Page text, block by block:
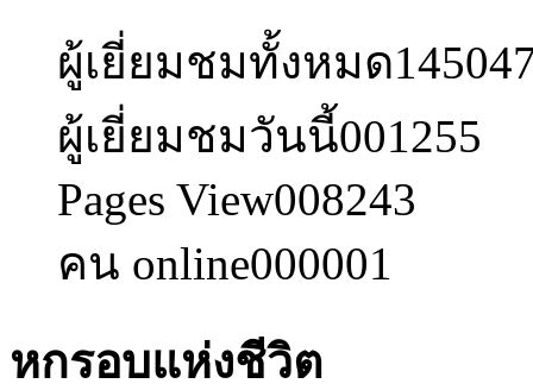
ผู้เยี่ยมชมทั้งหมด
ผู้เยี่ยมชมวันนี้001255
Pages View008243
คน online000001
หกรอบแห่งชีวิต